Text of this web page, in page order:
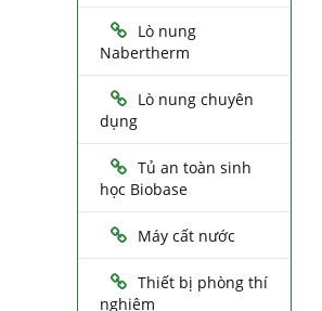
Lò nung
Nabertherm
Lò nung chuyên
dụng
Tủ an toàn sinh
học Biobase
Máy cất nước
Thiết bị phòng thí
nghiệm